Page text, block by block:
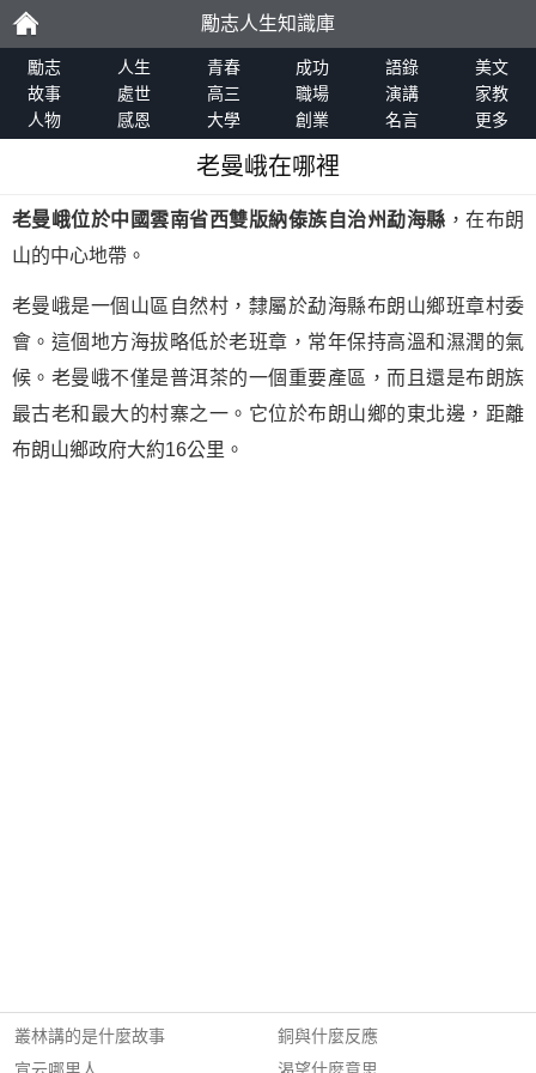
勵
志
勵志人生知識庫
勵志 人生 青春 成功 語錄
美文
故事
處世 高三 職場 演講
家教
人物
感恩 大學 創業 名言 更多
老曼峨在哪裡
老曼峨位於中國雲南省西雙版納傣族自治州勐海縣 ，在布朗
山的中心地帶。
老曼峨是一個山區自然村，隸屬於勐海縣布朗山鄉班章村委
會。這個地方海拔略低於老班章，常年保持高溫和濕潤的氣
候。老曼峨不僅是普洱茶的一個重要產區，而且還是布朗族
最古老和最大的村寨之一。它位於布朗山鄉的東北邊，距離
布朗山鄉政府大約16公里。
叢林講的是什麼故事
銅與什麼反應